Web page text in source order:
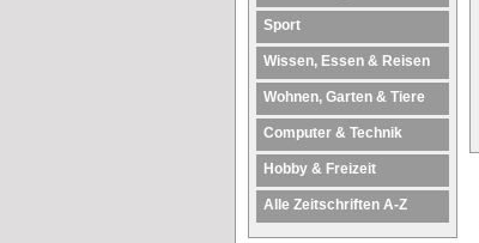
Sport
Wissen, Essen & Reisen
Wohnen, Garten & Tiere
Computer & Technik
Hobby & Freizeit
Alle Zeitschriften A-Z